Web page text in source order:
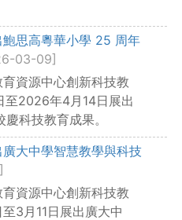
思高粵華小學 25 周年
03-09]
資源中心創新科技教
2026年4月14日展出
科技教育成果。
大中學智慧教學與科技
資源中心創新科技教
3月11日展出廣大中